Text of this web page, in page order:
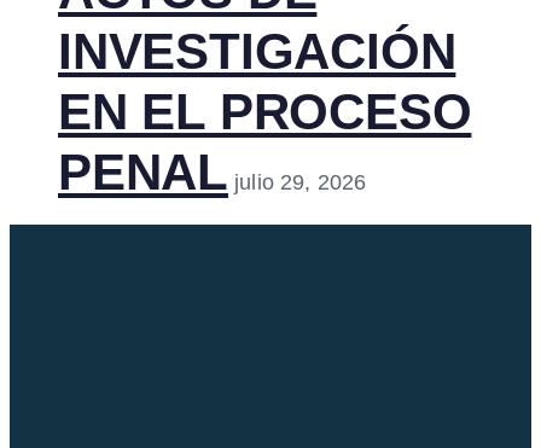
INVESTIGACIÓN
EN EL PROCESO
PENAL julio 29, 2026